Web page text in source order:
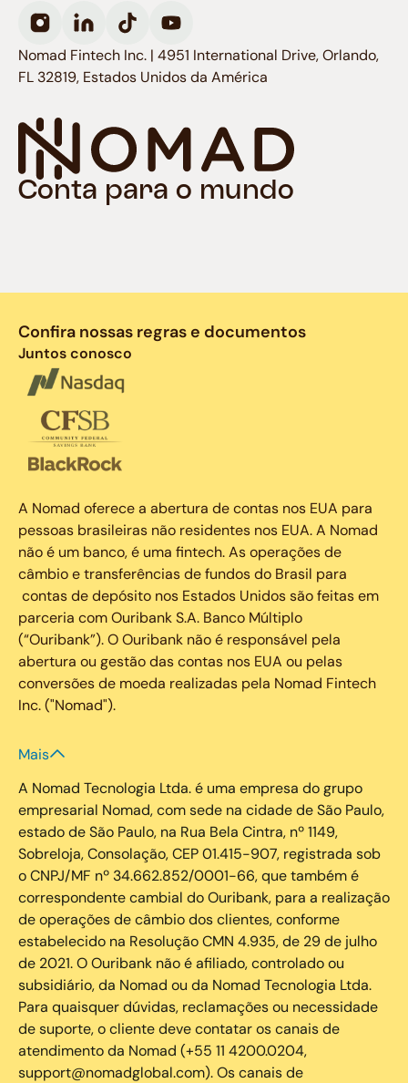
Conta para o mundo
Nomad Fintech Inc. | 4951 International Drive, Orlando,
FL 32819, Estados Unidos da América
Confira nossas regras e documentos
Juntos conosco
A Nomad oferece a abertura de contas nos EUA para
pessoas brasileiras não residentes nos EUA. A Nomad
não é um banco, é uma fintech. As operações de
câmbio e transferências de fundos do Brasil para
contas de depósito nos Estados Unidos são feitas em
parceria com Ouribank S.A. Banco Múltiplo
(“Ouribank”). O Ouribank não é responsável pela
abertura ou gestão das contas nos EUA ou pelas
conversões de moeda realizadas pela Nomad Fintech
Inc. ("Nomad").
Mais
A Nomad Tecnologia Ltda. é uma empresa do grupo
empresarial Nomad, com sede na cidade de São Paulo,
estado de São Paulo, na Rua Bela Cintra, nº 1149,
Sobreloja, Consolação, CEP 01.415-907, registrada sob
o CNPJ/MF nº 34.662.852/0001-66, que também é
correspondente cambial do Ouribank, para a realização
de operações de câmbio dos clientes, conforme
estabelecido na Resolução CMN 4.935, de 29 de julho
de 2021. O Ouribank não é afiliado, controlado ou
subsidiário, da Nomad ou da Nomad Tecnologia Ltda.
Para quaisquer dúvidas, reclamações ou necessidade
de suporte, o cliente deve contatar os canais de
atendimento da Nomad (+55 11 4200.0204,
support@nomadglobal.com). Os canais de